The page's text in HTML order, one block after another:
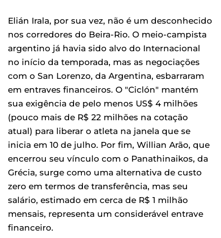
Elián Irala, por sua vez, não é um desconhecido
nos corredores do Beira-Rio. O meio-campista
argentino já havia sido alvo do Internacional
no início da temporada, mas as negociações
com o San Lorenzo, da Argentina, esbarraram
em entraves financeiros. O "Ciclón" mantém
sua exigência de pelo menos US$ 4 milhões
(pouco mais de R$ 22 milhões na cotação
atual) para liberar o atleta na janela que se
inicia em 10 de julho. Por fim, Willian Arão, que
encerrou seu vínculo com o Panathinaikos, da
Grécia, surge como uma alternativa de custo
zero em termos de transferência, mas seu
salário, estimado em cerca de R$ 1 milhão
mensais, representa um considerável entrave
financeiro.